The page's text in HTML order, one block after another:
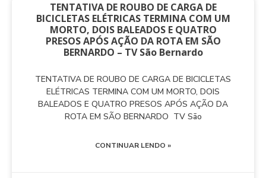
TENTATIVA DE ROUBO DE CARGA DE
BICICLETAS ELÉTRICAS TERMINA COM UM
MORTO, DOIS BALEADOS E QUATRO
PRESOS APÓS AÇÃO DA ROTA EM SÃO
BERNARDO – TV São Bernardo
TENTATIVA DE ROUBO DE CARGA DE BICICLETAS
ELÉTRICAS TERMINA COM UM MORTO, DOIS
BALEADOS E QUATRO PRESOS APÓS AÇÃO DA
ROTA EM SÃO BERNARDO TV São
CONTINUAR LENDO »